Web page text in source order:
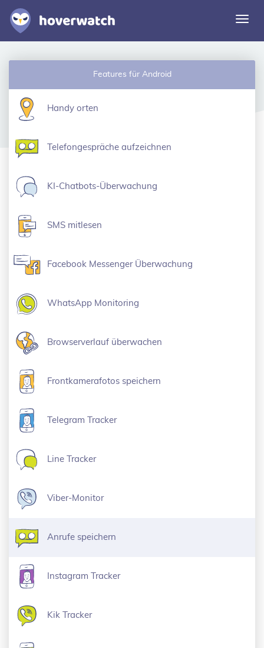
Funktionen
Features für Android
Handy orten
Telefongespräche aufzeichnen
KI-Chatbots-Überwachung
SMS mitlesen
Facebook Messenger Überwachung
WhatsApp Monitoring
Browserverlauf überwachen
Frontkamerafotos speichern
Telegram Tracker
Line Tracker
Viber-Monitor
Anrufe speichern
Instagram Tracker
Kik Tracker